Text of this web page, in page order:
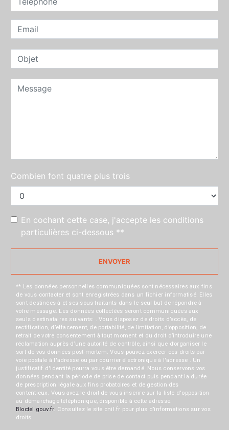
Combien font quatre plus trois
En cochant cette case, j'accepte les conditions
particulières ci-dessous **
ENVOYER
** Les données personnelles communiquées sont nécessaires aux fins
de vous contacter et sont enregistrées dans un fichier informatisé. Elles
sont destinées à et ses sous-traitants dans le seul but de répondre à
votre message. Les données collectées seront communiquées aux
seuls destinataires suivants: . Vous disposez de droits d’accès, de
rectification, d’effacement, de portabilité, de limitation, d’opposition, de
retrait de votre consentement à tout moment et du droit d’introduire une
réclamation auprès d’une autorité de contrôle, ainsi que d’organiser le
sort de vos données post-mortem. Vous pouvez exercer ces droits par
voie postale à l'adresse ou par courrier électronique à l'adresse . Un
justificatif d'identité pourra vous être demandé. Nous conservons vos
données pendant la période de prise de contact puis pendant la durée
de prescription légale aux fins probatoires et de gestion des
contentieux. Vous avez le droit de vous inscrire sur la liste d'opposition
au démarchage téléphonique, disponible à cette adresse:
Bloctel.gouv.fr. Consultez le site cnil.fr pour plus d’informations sur vos
droits.